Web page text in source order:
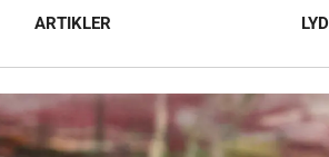
ARTIKLER LYD